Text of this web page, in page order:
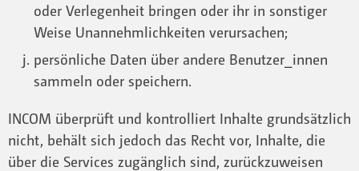
oder Verlegenheit bringen oder ihr in sonstiger
Weise Unannehmlichkeiten verursachen;
persönliche Daten über andere Benutzer_innen
sammeln oder speichern.
INCOM überprüft und kontrolliert Inhalte grundsätzlich
nicht, behält sich jedoch das Recht vor, Inhalte, die
über die Services zugänglich sind, zurückzuweisen